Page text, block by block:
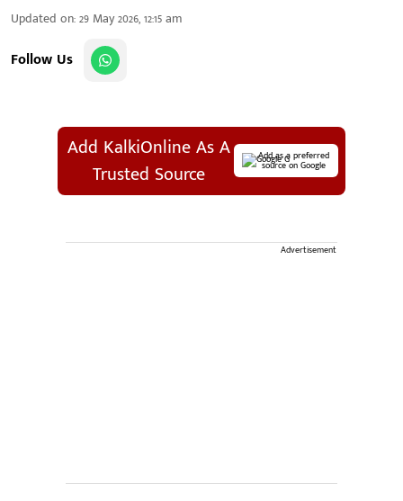
Updated on:29 May 2026, 12:15 am
Follow Us
Add KalkiOnline As A
Trusted Source
Add as a preferred
source on Google
Advertisement